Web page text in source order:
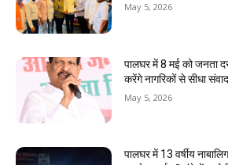
May 5, 2026
पालघर में 8 मई को जनता
करेंगे नागरिकों से सीधा संवाद
May 5, 2026
पालघर में 13 वर्षीय